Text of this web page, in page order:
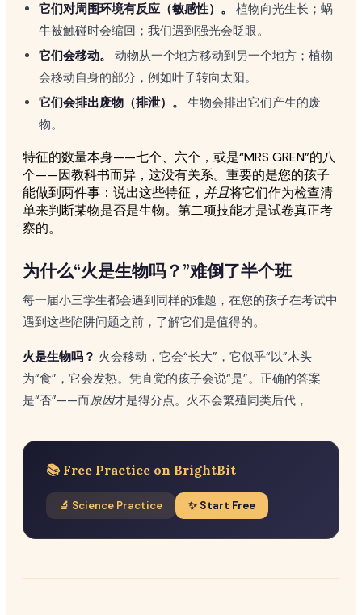
它们对周围环境有反应（敏感性）。
植物向光生长；蜗
牛被触碰时会缩回；我们遇到强光会眨眼。
它们会移动。
动物从一个地方移动到另一个地方；植物
会移动自身的部分，例如叶子转向太阳。
它们会排出废物（排泄）。
生物会排出它们产生的废
物。
特征的数量本身——七个、六个，或是“MRS GREN”的八
个——因教科书而异，这没有关系。重要的是您的孩子
能做到两件事：说出这些特征， 并且将它们作为检查清
单来判断某物是否是生物。第二项技能才是试卷真正考
察的。
为什么“火是生物吗？”难倒了半个班
每一届小三学生都会遇到同样的难题，在您的孩子在考试中
遇到这些陷阱问题之前，了解它们是值得的。
火是生物吗？ 火会移动，它会“长大”，它似乎“以”木头
为“食”，它会发热。凭直觉的孩子会说“是”。正确的答案
是“否”——而原因才是得分点。火不会繁殖同类后代，
📚 Free Practice on BrightBit
🔬 Science Practice ✨ Start Free